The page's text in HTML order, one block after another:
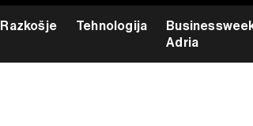
Razkošje Tehnologija
Adria